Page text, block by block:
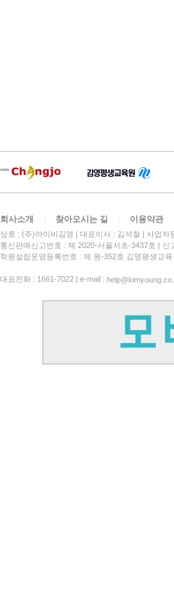
회사소개 찾아오시는 길 이용약관
상호 : (주)아이비김영 대표이사 : 김석철 사업자
통신판매신고번호 : 제 2020-서울서초-3437호
신
학원설립운영등록번호 : 제 원-352호 김영평생교
대표전화 : 1661-7022 | e-mail :